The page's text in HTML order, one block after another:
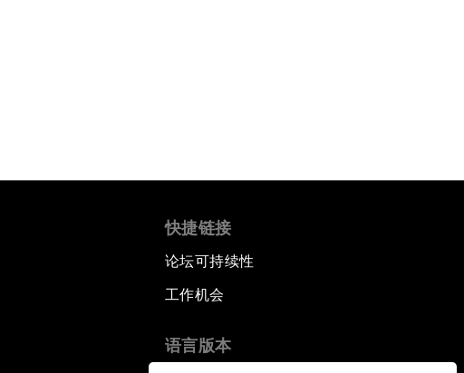
快捷链接
论坛可持续性
工作机会
语言版本